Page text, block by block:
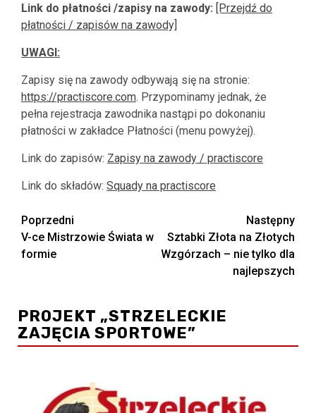
Link do płatności /zapisy na zawody: [Przejdź do
płatności / zapisów na zawody]
UWAGI:
Zapisy się na zawody odbywają się na stronie:
https://practiscore.com. Przypominamy jednak, że
pełna rejestracja zawodnika nastąpi po dokonaniu
płatności w zakładce Płatności (menu powyżej).
Link do zapisów: Zapisy na zawody / practiscore
Link do składów: Squady na practiscore
Zobacz
wpisy
Poprzedni
V-ce Mistrzowie Świata w
formie
Następny
Sztabki Złota na Złotych
Wzgórzach – nie tylko dla
najlepszych
PROJEKT „STRZELECKIE
ZAJĘCIA SPORTOWE”